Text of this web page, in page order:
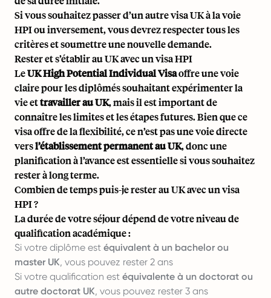
Si vous souhaitez passer d’un autre visa UK à la voie
HPI ou inversement, vous devrez respecter tous les
critères et soumettre une nouvelle demande.
Rester et s’établir au UK avec un visa HPI
LeUK High Potential Individual Visaoffre une voie
claire pour les diplômés souhaitant expérimenter la
vie ettravailler au UK, mais il est important de
connaître les limites et les étapes futures. Bien que ce
visa offre de la flexibilité, ce n’est pas une voie directe
versl’établissement permanent au UK, donc une
planification à l’avance est essentielle si vous souhaitez
rester à long terme.
Combien de temps puis-je rester au UK avec un visa
HPI ?
La durée de votre séjour dépend de votre niveau de
qualification académique :
Si votre diplôme est équivalent à un bachelor ou
master UK, vous pouvez rester 2 ans
Si votre qualification est équivalente à un doctorat ou
autre doctorat UK, vous pouvez rester 3 ans